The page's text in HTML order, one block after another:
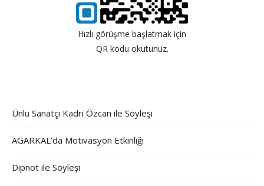
Hızlı görüşme başlatmak için
QR kodu okutunuz.
Ünlü Sanatçı Kadri Özcan ile Söyleşi
AGARKAL’da Motivasyon Etkinliği
Dipnot ile Söyleşi